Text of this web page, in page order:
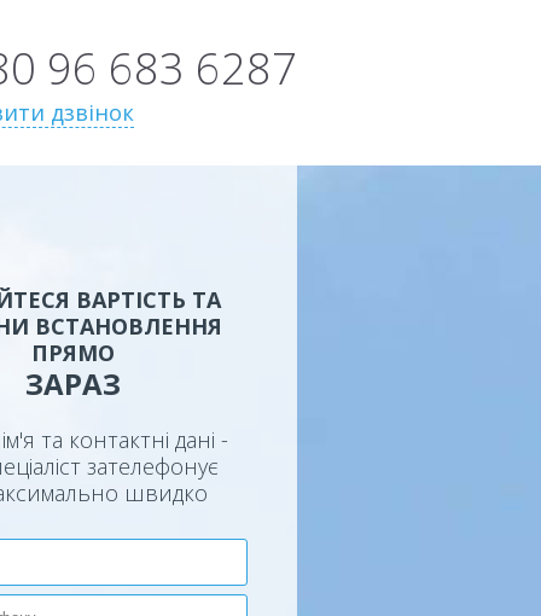
96 683 6287
дзвінок
ВАРТІСТЬ ТА
ВСТАНОВЛЕННЯ
ПРЯМО
ЗАРАЗ
та контактні дані -
зателефонує
швидко